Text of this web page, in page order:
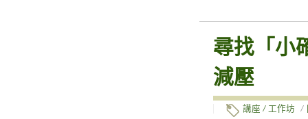
尋找「小
減壓
講座 / 工作坊 /